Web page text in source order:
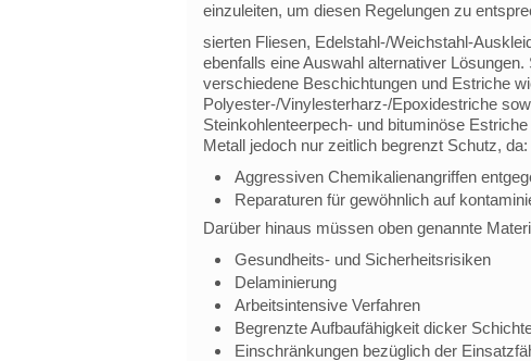
einzuleiten, um diesen Regelungen zu
sierten Fliesen, Edelstahl-/Weichstahl-
ebenfalls eine Auswahl alternativer
verschiedene Beschichtungen und Estriche
Polyester-/Vinylesterharz-/Epoxidestriche
Steinkohlenteerpech- und bituminöse
Metall jedoch nur zeitlich begrenzt Schutz, da:
Aggressiven Chemikalienangriffen
Reparaturen für gewöhnlich auf
Darüber hinaus müssen oben genannte
Gesundheits- und Sicherheitsrisiken
Delaminierung
Arbeitsintensive Verfahren
Begrenzte Aufbaufähigkeit dicker
Einschränkungen bezüglich der